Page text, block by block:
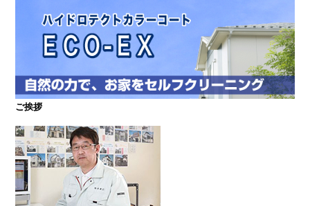
えの方は塗装専門店の株式会社住友リフォーム外壁
事業部へ。【電話：0800-200-5246/受付：8時～20
時土日対応】メール相談・御見積り依頼は24時間受
ご挨拶